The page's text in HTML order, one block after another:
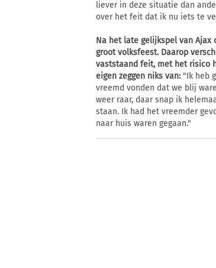
liever in deze situatie dan
over het feit dat ik nu iets te
Na het late gelijkspel van Ajax
groot volksfeest. Daarop
vaststaand feit, met het risico
eigen zeggen niks van:"Ik heb
vreemd vonden dat we blij
weer raar, daar snap ik
staan. Ik had het vreemder
naar huis waren gegaan."